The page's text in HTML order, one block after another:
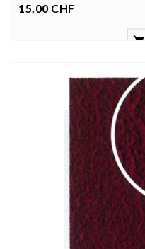
Prezzo
15,00 CHF
